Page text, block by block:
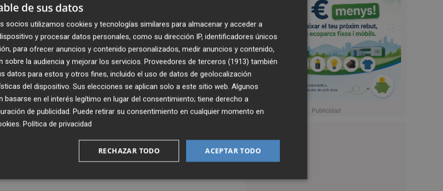
de sus datos
socios utilizamos cookies y tecnologías similares para almacenar y acceder a
y procesar datos personales, como su dirección IP, identificadores únicos
para ofrecer anuncios y contenido personalizados, medir anuncios y contenido,
sobre la audiencia y mejorar los servicios. Proveedores de terceros (1913) también
datos para estos y otros fines, incluido el uso de datos de geolocalización
del dispositivo. Sus elecciones se aplican solo a este sitio web. Algunos
basarse en el interés legítimo en lugar del consentimiento; tiene derecho a
de publicidad. Puede retirar su consentimiento en cualquier momento en
. Política de privacidad
ACEPTAR TODO
RECHAZAR TODO